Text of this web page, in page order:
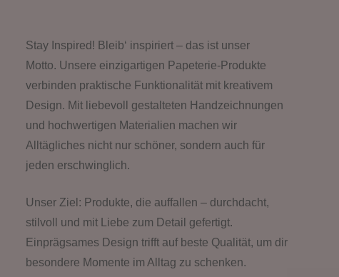
Stay Inspired! Bleib‘ inspiriert – das ist unser
Motto. Unsere einzigartigen Papeterie-Produkte
verbinden praktische Funktionalität mit kreativem
Design. Mit liebevoll gestalteten Handzeichnungen
und hochwertigen Materialien machen wir
Alltägliches nicht nur schöner, sondern auch für
jeden erschwinglich.
Unser Ziel: Produkte, die auffallen – durchdacht,
stilvoll und mit Liebe zum Detail gefertigt.
Einprägsames Design trifft auf beste Qualität, um dir
besondere Momente im Alltag zu schenken.